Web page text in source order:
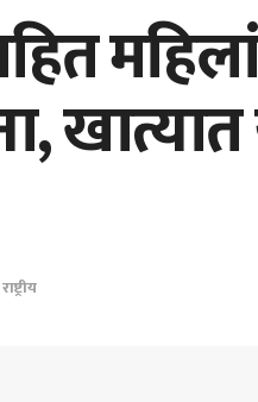
राष्ट्रीय